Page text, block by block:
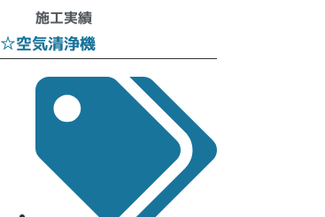
施工実績
☆空気清浄機